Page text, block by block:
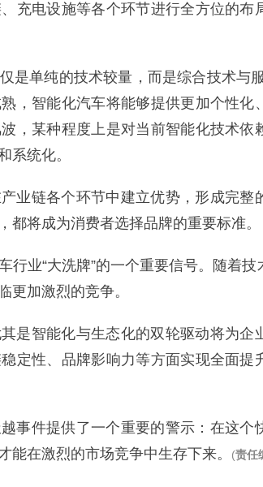
充电设施等各个环节进行全方位的布
是单纯的技术较量，而是综合技术与
，智能化汽车将能够提供更加个性化
，某种程度上是对当前智能化技术依
系统化。
业链各个环节中建立优势，形成完整
将成为消费者选择品牌的重要标准。
行业“大洗牌”的一个重要信号。随着
更加激烈的竞争。
是智能化与生态化的双轮驱动将为企
定性、品牌影响力等方面实现全面提
事件提供了一个重要的警示：在这个
能在激烈的市场竞争中生存下来。
(责任